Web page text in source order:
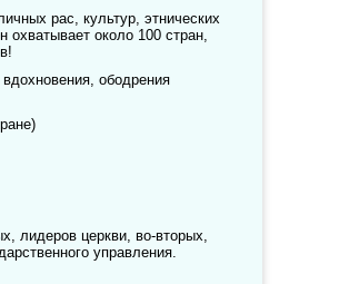
рас, культур, этнических
охватывает около 100 стран,
ободрения
лидеров церкви, во-вторых,
управления.